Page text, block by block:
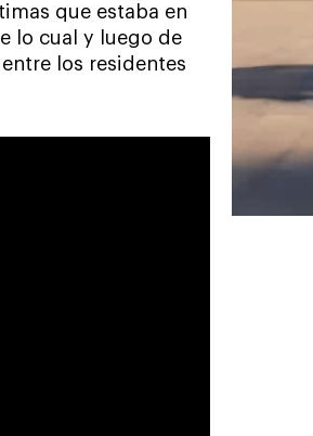
que estaba en
lo cual y luego de
los residentes